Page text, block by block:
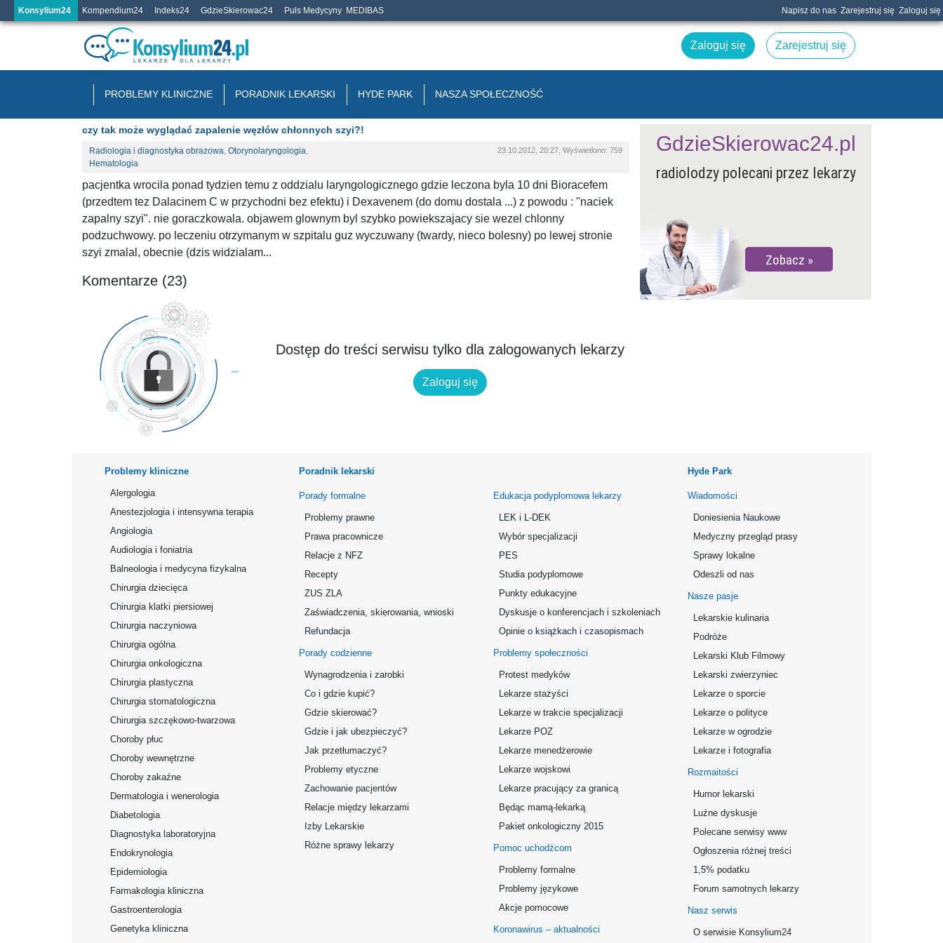
Konsylium24 Kompendium24 Indeks24 GdzieSkierowac24 Puls Medycyny MEDIBAS Napisz do nas Zarejestruj się Zaloguj się
Zaloguj się Zarejestruj się
PROBLEMY KLINICZNE PORADNIK LEKARSKI HYDE PARK NASZA SPOŁECZNOŚĆ
czy tak może wyglądać zapalenie węzłów chłonnych szyi?!
Radiologia i diagnostyka obrazowa, Otorynolaryngologia,
Hematologia
23.10.2012, 20:27, Wyświetlono: 759
pacjentka wrocila ponad tydzien temu z oddzialu laryngologicznego gdzie leczona byla 10 dni Bioracefem
(przedtem tez Dalacinem C w przychodni bez efektu) i Dexavenem (do domu dostala ...) z powodu : "naciek
zapalny szyi". nie goraczkowala. objawem glownym byl szybko powiekszajacy sie wezel chlonny
podzuchwowy. po leczeniu otrzymanym w szpitalu guz wyczuwany (twardy, nieco bolesny) po lewej stronie
szyi zmalal, obecnie (dzis widzialam...
Komentarze (23)
Dostęp do treści serwisu tylko dla zalogowanych lekarzy
Zaloguj się
radiolodzy polecani przez lekarzy
Zobacz
GdzieSkierowac24.pl
Problemy kliniczne
Alergologia
Anestezjologia i intensywna terapia
Angiologia
Audiologia i foniatria
Balneologia i medycyna fizykalna
Chirurgia dziecięca
Chirurgia klatki piersiowej
Chirurgia naczyniowa
Chirurgia ogólna
Chirurgia onkologiczna
Chirurgia plastyczna
Chirurgia stomatologiczna
Chirurgia szczękowo-twarzowa
Choroby płuc
Choroby wewnętrzne
Choroby zakaźne
Dermatologia i wenerologia
Diabetologia
Diagnostyka laboratoryjna
Endokrynologia
Epidemiologia
Farmakologia kliniczna
Gastroenterologia
Genetyka kliniczna
Poradnik lekarski
Porady formalne
Problemy prawne
Prawa pracownicze
Relacje z NFZ
Recepty
ZUS ZLA
Zaświadczenia, skierowania, wnioski
Refundacja
Porady codzienne
Wynagrodzenia i zarobki
Co i gdzie kupić?
Gdzie skierować?
Gdzie i jak ubezpieczyć?
Jak przetłumaczyć?
Problemy etyczne
Zachowanie pacjentów
Relacje między lekarzami
Izby Lekarskie
Różne sprawy lekarzy
Edukacja podyplomowa lekarzy
LEK i L-DEK
Wybór specjalizacji
PES
Studia podyplomowe
Punkty edukacyjne
Dyskusje o konferencjach i szkoleniach
Opinie o książkach i czasopismach
Problemy społeczności
Protest medyków
Lekarze stażyści
Lekarze w trakcie specjalizacji
Lekarze POZ
Lekarze menedżerowie
Lekarze wojskowi
Lekarze pracujący za granicą
Będąc mamą-lekarką
Pakiet onkologiczny 2015
Pomoc uchodźcom
Problemy formalne
Problemy językowe
Akcje pomocowe
Koronawirus – aktualności
Hyde Park
Wiadomości
Doniesienia Naukowe
Medyczny przegląd prasy
Sprawy lokalne
Odeszli od nas
Nasze pasje
Lekarskie kulinaria
Podróże
Lekarski Klub Filmowy
Lekarski zwierzyniec
Lekarze o sporcie
Lekarze o polityce
Lekarze w ogrodzie
Lekarze i fotografia
Rozmaitości
Humor lekarski
Luźne dyskusje
Polecane serwisy www
Ogłoszenia różnej treści
1,5% podatku
Forum samotnych lekarzy
Nasz serwis
O serwisie Konsylium24